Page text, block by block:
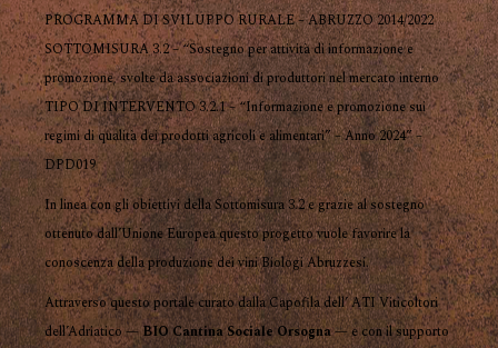
PROGRAMMA DI SVILUPPO RURALE – ABRUZZO 2014/2022
SOTTOMISURA 3.2 – “Sostegno per attività di informazione e
promozione, svolte da associazioni di produttori nel mercato interno
TIPO DI INTERVENTO 3.2.1 – “Informazione e promozione sui
regimi di qualità dei prodotti agricoli e alimentari” – Anno 2024” –
DPD019
In linea con gli obiettivi della Sottomisura 3.2 e grazie al sostegno
ottenuto dall’Unione Europea questo progetto vuole favorire la
conoscenza della produzione dei vini Biologi Abruzzesi.
Attraverso questo portale curato dalla Capofila dell’ ATI Viticoltori
dell’Adriatico —BIO Cantina Sociale Orsogna— e con il supporto